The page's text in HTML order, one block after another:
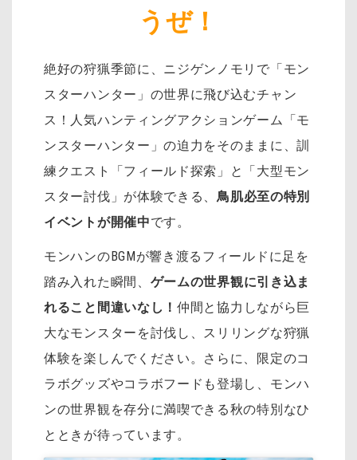
うぜ！
絶好の狩猟季節に、ニジゲンノモリで「モン
スターハンター」の世界に飛び込むチャン
ス！人気ハンティングアクションゲーム「モ
ンスターハンター」の迫力をそのままに、訓
練クエスト「フィールド探索」と「大型モン
スター討伐」が体験できる、鳥肌必至の特別
イベントが開催中です。
モンハンのBGMが響き渡るフィールドに足を
踏み入れた瞬間、 ゲームの世界観に引き込ま
れること間違いなし！ 仲間と協力しながら巨
大なモンスターを討伐し、スリリングな狩猟
体験を楽しんでください。さらに、限定のコ
ラボグッズやコラボフードも登場し、モンハ
ンの世界観を存分に満喫できる秋の特別なひ
とときが待っています。